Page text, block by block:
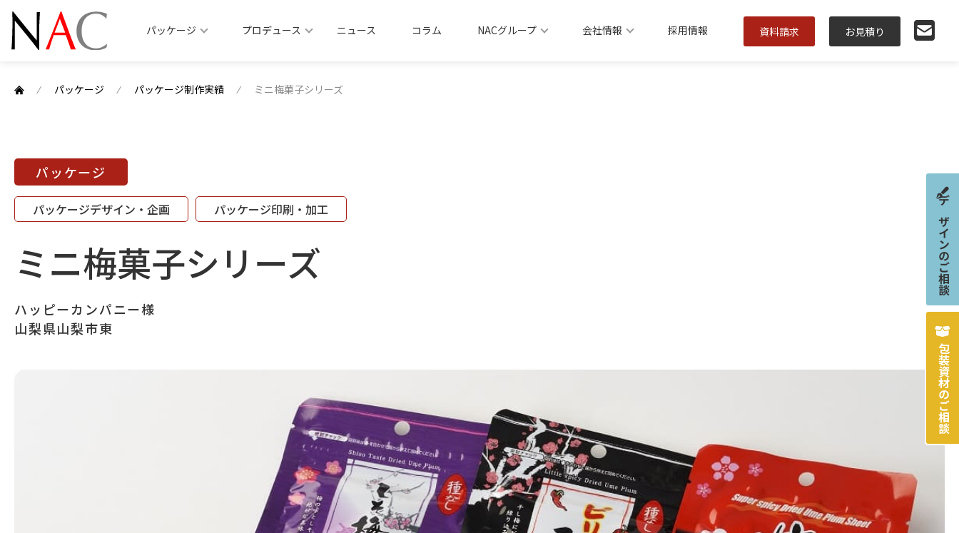
パッケージ プロデュース ニュース コラム NACグループ 会社情報 採用情報 資料請求 お見積り
デザインのご相談
包装資材のご相談
⁄ パッケージ ⁄ パッケージ制作実績 ⁄ ミニ梅菓子シリーズ
パッケージ
パッケージデザイン・企画 パッケージ印刷・加工
ミニ梅菓子シリーズ
ハッピーカンパニー様
山梨県山梨市東